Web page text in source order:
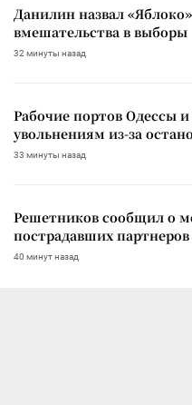
Данилин назвал
вмешательства в выборы
32 минуты назад
Рабочие портов Одессы
увольнениям из-за
33 минуты назад
Решетников сообщил о
пострадавших
40 минут назад